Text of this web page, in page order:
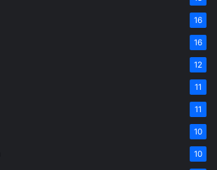
16
16
12
11
11
10
10